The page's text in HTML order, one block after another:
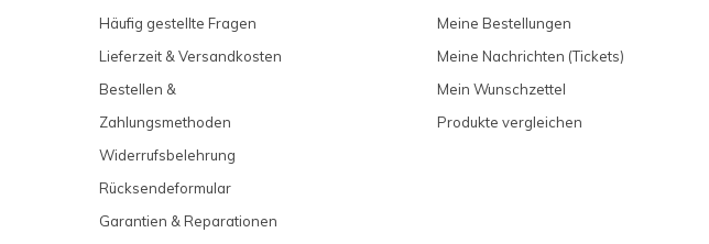
Häufig gestellte Fragen
Lieferzeit & Versandkosten
Bestellen &
Zahlungsmethoden
Widerrufsbelehrung
Rücksendeformular
Garantien & Reparationen
Meine Bestellungen
Meine Nachrichten (Tickets)
Mein Wunschzettel
Produkte vergleichen